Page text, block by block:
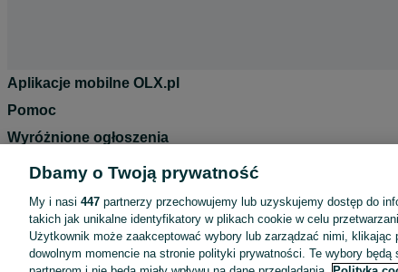
Aplikacje mobilne OLX.pl
Pomoc
Wyróżnione ogłoszenia
Oferta dla firm
Regulamin
Polityka prywatności
Dbamy o Twoją prywatność
My i nasi 447 partnerzy przechowujemy lub uzyskujemy dostęp do
takich jak unikalne identyfikatory w plikach cookie w celu
Użytkownik może zaakceptować wybory lub zarządzać nimi, klikając
dowolnym momencie na stronie polityki prywatności. Te wybory będą